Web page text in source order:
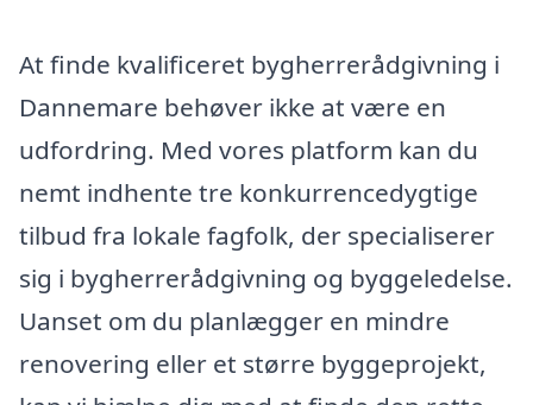
At finde kvalificeret bygherrerådgivning i
Dannemare behøver ikke at være en
udfordring. Med vores platform kan du
nemt indhente tre konkurrencedygtige
tilbud fra lokale fagfolk, der specialiserer
sig i bygherrerådgivning og byggeledelse.
Uanset om du planlægger en mindre
renovering eller et større byggeprojekt,